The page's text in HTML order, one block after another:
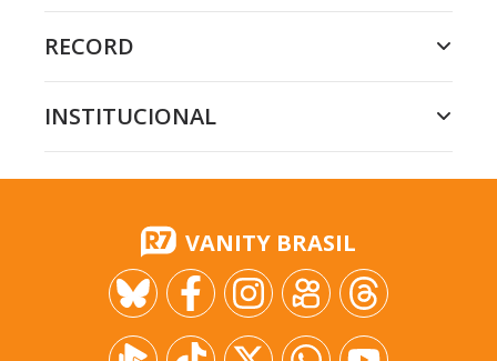
RECORD
INSTITUCIONAL
VANITY BRASIL